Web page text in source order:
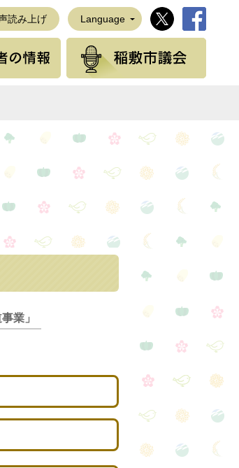
読み上げ Language 稲敷市公式
事業者の情報
業」